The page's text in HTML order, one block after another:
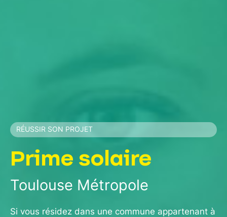
RÉUSSIR SON PROJET
Prime solaire
Toulouse Métropole
Si vous résidez dans une commune appartenant à